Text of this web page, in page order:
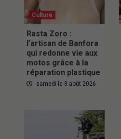
Culture
Rasta Zoro :
l’artisan de Banfora
qui redonne vie aux
motos grâce à la
réparation plastique
samedi le 8 août 2026